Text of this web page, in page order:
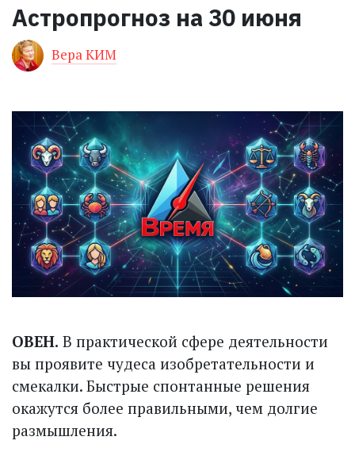
Астропрогноз на 30 июня
Вера КИМ
ОВЕН. В практической сфере деятельности
вы проявите чудеса изобретательности и
смекалки. Быстрые спонтанные решения
окажутся более правильными, чем долгие
размышления.